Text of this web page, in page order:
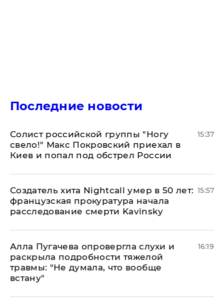
Последние новости
Солист российской группы "Ногу
свело!" Макс Покровский приехал в
Киев и попал под обстрел России
15:37
Создатель хита Nightcall умер в 50 лет:
французская прокуратура начала
расследование смерти Kavinsky
15:57
Алла Пугачева опровергла слухи и
раскрыла подробности тяжелой
травмы: "Не думала, что вообще
встану"
16:19